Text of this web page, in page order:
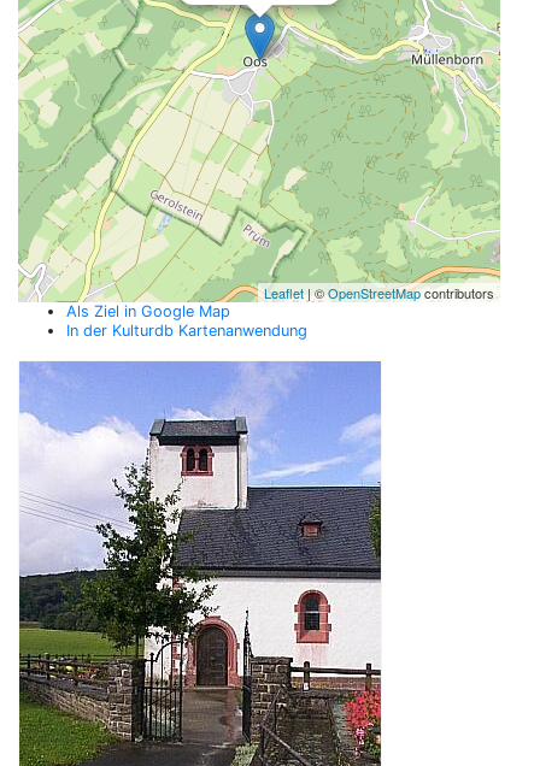
Leaflet | ©OpenStreetMapcontributors
Als Ziel in Google Map
In der Kulturdb Kartenanwendung